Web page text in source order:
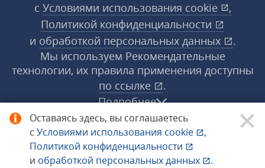
Оставаясь здесь, вы соглашаетесь
с Условиями использования cookie
,
Политикой конфиденциальности
и обработкой персональных данных .
с Условиями использования cookie
,
Политикой конфиденциальности
и обработкой персональных данных
.
Мы используем Рекомендательные
технологии, их правила применения доступны
по ссылке
.
Подробнее
© 1998−2026 «1С‑Рарус» ®. Все права
защищены.